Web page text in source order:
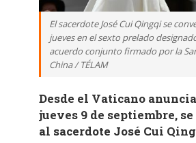
El sacerdote José Cui Qingqi se
jueves en el sexto prelado
acuerdo conjunto firmado por la
China / TÉLAM
Desde el Vaticano
jueves 9 de septiembre,
al sacerdote José Cui